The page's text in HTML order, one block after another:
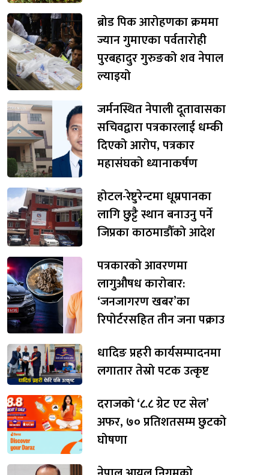
ब्रोड पिक आरोहणका क्रममा
ज्यान गुमाएका पर्वतारोही
पुरबहादुर गुरुङको शव नेपाल
ल्याइयो
जर्मनस्थित नेपाली दूतावासका
सचिवद्वारा पत्रकारलाई धम्की
दिएको आरोप, पत्रकार
महासंघको ध्यानाकर्षण
होटल-रेष्टुरेन्टमा धूम्रपानका
लागि छुट्टै स्थान बनाउनु पर्ने
जिप्रका काठमाडौँको आदेश
पत्रकारको आवरणमा
लागुऔषध कारोबार:
‘जनजागरण खबर’का
रिपोर्टरसहित तीन जना पक्राउ
धादिङ प्रहरी कार्यसम्पादनमा
लगातार तेस्रो पटक उत्कृष्ट
दराजको ‘८.८ ग्रेट एट सेल’
अफर, ७० प्रतिशतसम्म छुटको
घोषणा